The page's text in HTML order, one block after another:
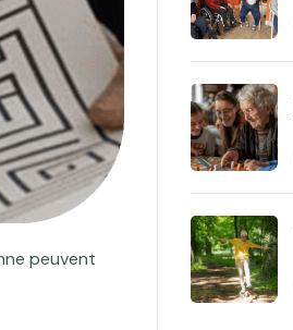
peuvent